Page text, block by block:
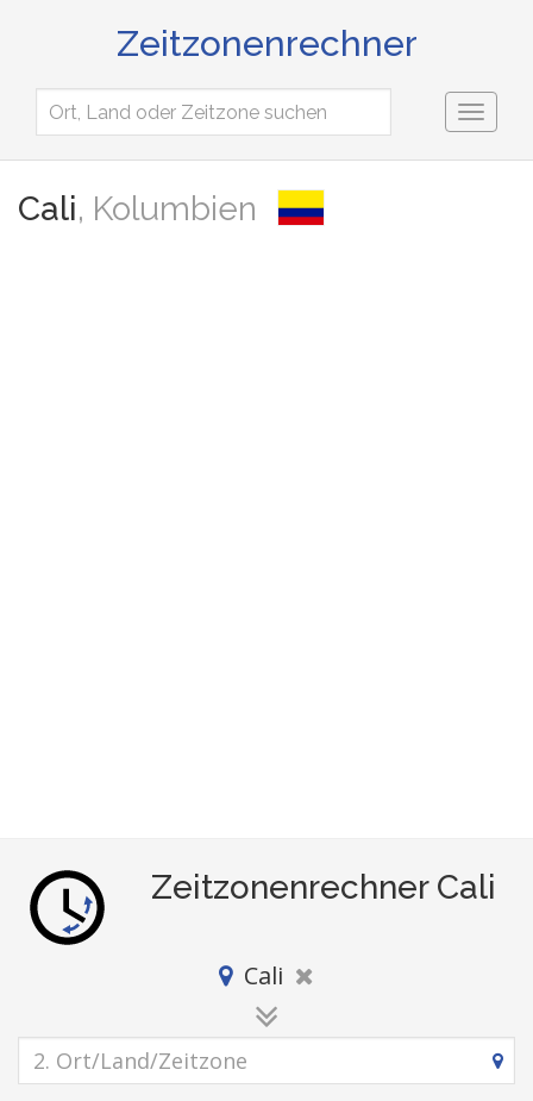
Zeitzonenrechner
Toggle
Cali, Kolumbien
Zeitzonenrechner Cali
Cali